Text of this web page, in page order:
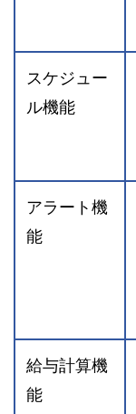
スケジュー
ル機能
アラート機
能
給与計算機
能